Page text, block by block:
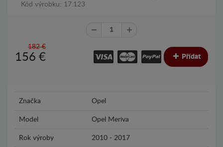
Kód výrobku: 17.123
182 €
156 € Přídat
Značka Opel
Model Opel Meriva
Rok výroby 2010 - 2017